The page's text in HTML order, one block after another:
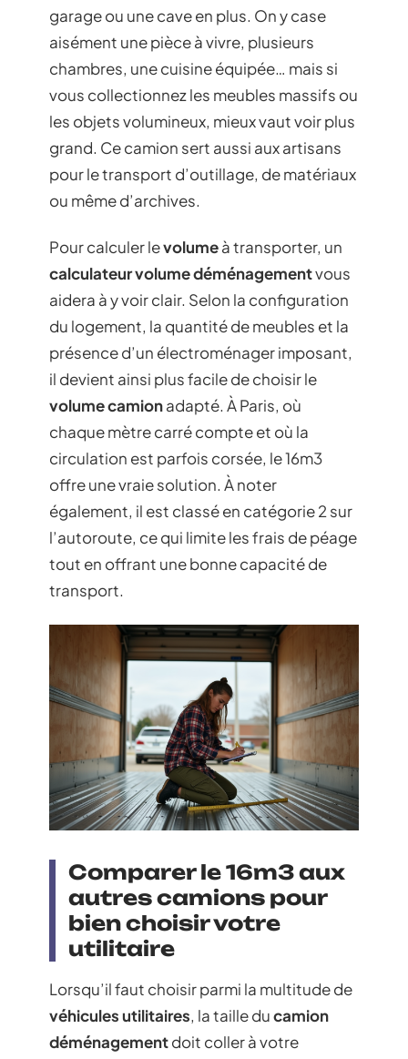
garage ou une cave en plus. On y case
aisément une pièce à vivre, plusieurs
chambres, une cuisine équipée… mais si
vous collectionnez les meubles massifs ou
les objets volumineux, mieux vaut voir plus
grand. Ce camion sert aussi aux artisans
pour le transport d’outillage, de matériaux
ou même d’archives.
Pour calculer levolumeà transporter, un
calculateur volume déménagementvous
aidera à y voir clair. Selon la configuration
du logement, la quantité de meubles et la
présence d’un électroménager imposant,
il devient ainsi plus facile de choisir le
volume camionadapté. À Paris, où
chaque mètre carré compte et où la
circulation est parfois corsée, le 16m3
offre une vraie solution. À noter
également, il est classé en catégorie 2 sur
l’autoroute, ce qui limite les frais de péage
tout en offrant une bonne capacité de
transport.
Comparer le 16m3 aux
autres camions pour
bien choisir votre
utilitaire
Lorsqu’il faut choisir parmi la multitude de
véhicules utilitaires, la taille ducamion
déménagementdoit coller à votre